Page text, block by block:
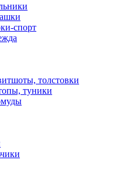
спорт
толстовки
туники